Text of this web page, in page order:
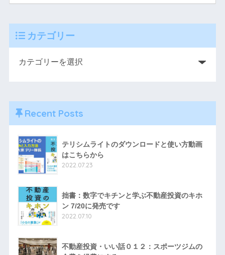
カテゴリー
Recent Posts
テリシムライトのダウンロードと使い方動画
はこちらから
2022.07.23
拙書：数字でキチンと学ぶ不動産投資のキホ
ン 7/20に発売です
2022.07.10
不動産投資・いい話０１２：スポーツジムの